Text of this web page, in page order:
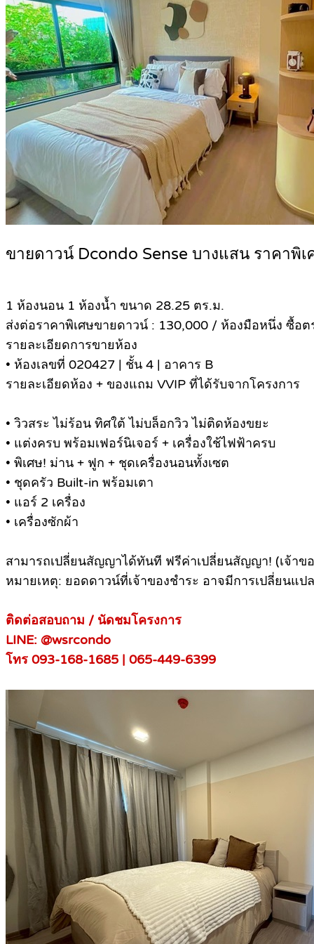
ขายดาวน์ Dcondo Sense บางแสน ราคาพิเ
1 ห้องนอน 1 ห้องน้ำ ขนาด 28.25 ตร.ม.
ส่งต่อราคาพิเศษขายดาวน์ : 130,000 / ห้องมือหนึ่ง ซื้อต
รายละเอียดการขายห้อง
• ห้องเลขที่ 020427 | ชั้น 4 | อาคาร B
รายละเอียดห้อง + ของแถม VVIP ที่ได้รับจากโครงการ
• วิวสระ ไม่ร้อน ทิศใต้ ไม่บล็อกวิว ไม่ติดห้องขยะ
• แต่งครบ พร้อมเฟอร์นิเจอร์ + เครื่องใช้ไฟฟ้าครบ
• พิเศษ! ม่าน + ฟูก + ชุดเครื่องนอนทั้งเซต
• ชุดครัว Built-in พร้อมเตา
• แอร์ 2 เครื่อง
• เครื่องซักผ้า
สามารถเปลี่ยนสัญญาได้ทันที ฟรีค่าเปลี่ยนสัญญา! (เจ้าข
หมายเหตุ: ยอดดาวน์ที่เจ้าของชำระ อาจมีการเปลี่ยนแ
ติดต่อสอบถาม / นัดชมโครงการ
LINE: @wsrcondo
โทร 093-168-1685 | 065-449-6399